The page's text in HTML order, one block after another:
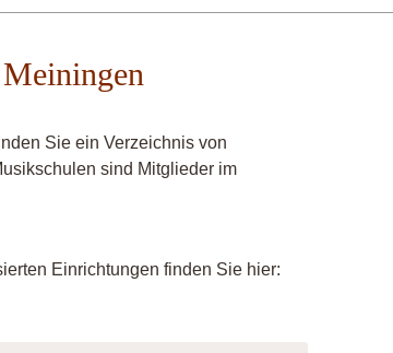
Sie ein Verzeichnis von
sind Mitglieder im
Einrichtungen finden Sie hier: